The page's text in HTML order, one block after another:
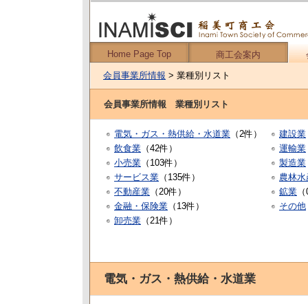
Home Page Top 商工会案内
会員事業所情報 > 業種別リスト
会員事業所情報 業種別リスト
電気・ガス・熱供給・水道業 （2件）
飲食業 （42件）
小売業 （103件）
サービス業 （135件）
不動産業 （20件）
金融・保険業 （13件）
卸売業 （21件）
建設業
運輸業
製造業
農林
鉱業
その他
電気・ガス・熱供給・水道業